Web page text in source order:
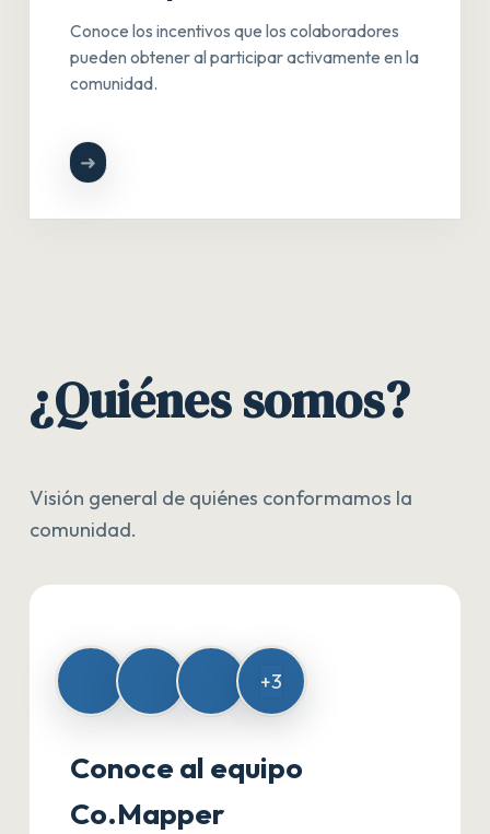
Conoce los incentivos que los colaboradores
pueden obtener al participar activamente en la
comunidad.
➜
¿Quiénes somos?
Visión general de quiénes conformamos la
comunidad.
+3
Conoce al equipo
Co.Mapper